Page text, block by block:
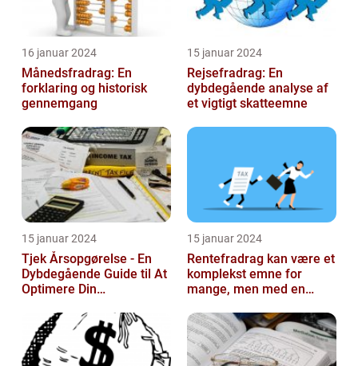
16 januar 2024
Månedsfradrag: En
forklaring og historisk
gennemgang
15 januar 2024
Rejsefradrag: En
dybdegående analyse af
et vigtigt skatteemne
15 januar 2024
Tjek Årsopgørelse - En
Dybdegående Guide til At
Optimere Din
15 januar 2024
Rentefradrag kan være et
komplekst emne for
mange, men med en
kan man nemt og ...